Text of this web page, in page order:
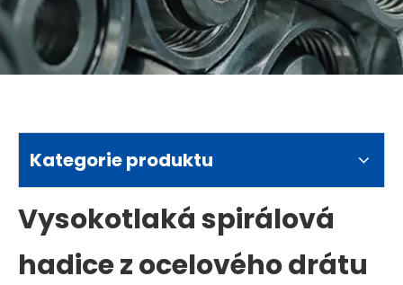
Kategorie produktu
Vysokotlaká spirálová
hadice z ocelového drátu